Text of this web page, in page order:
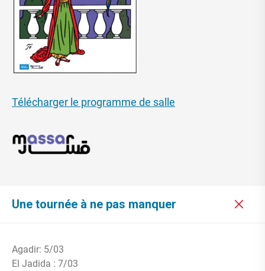
Télécharger le programme de salle
Une tournée à ne pas manquer
Agadir: 5/03
El Jadida : 7/03